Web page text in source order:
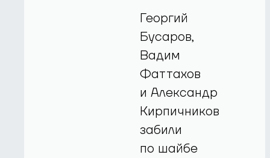
Георгий
Бусаров,
Вадим
Фаттахов
и Александр
Кирпичников
забили
по шайбе